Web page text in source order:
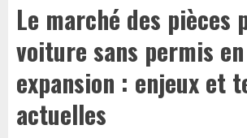
Le marché des pièces
voiture sans permis
expansion : enjeux et
actuelles